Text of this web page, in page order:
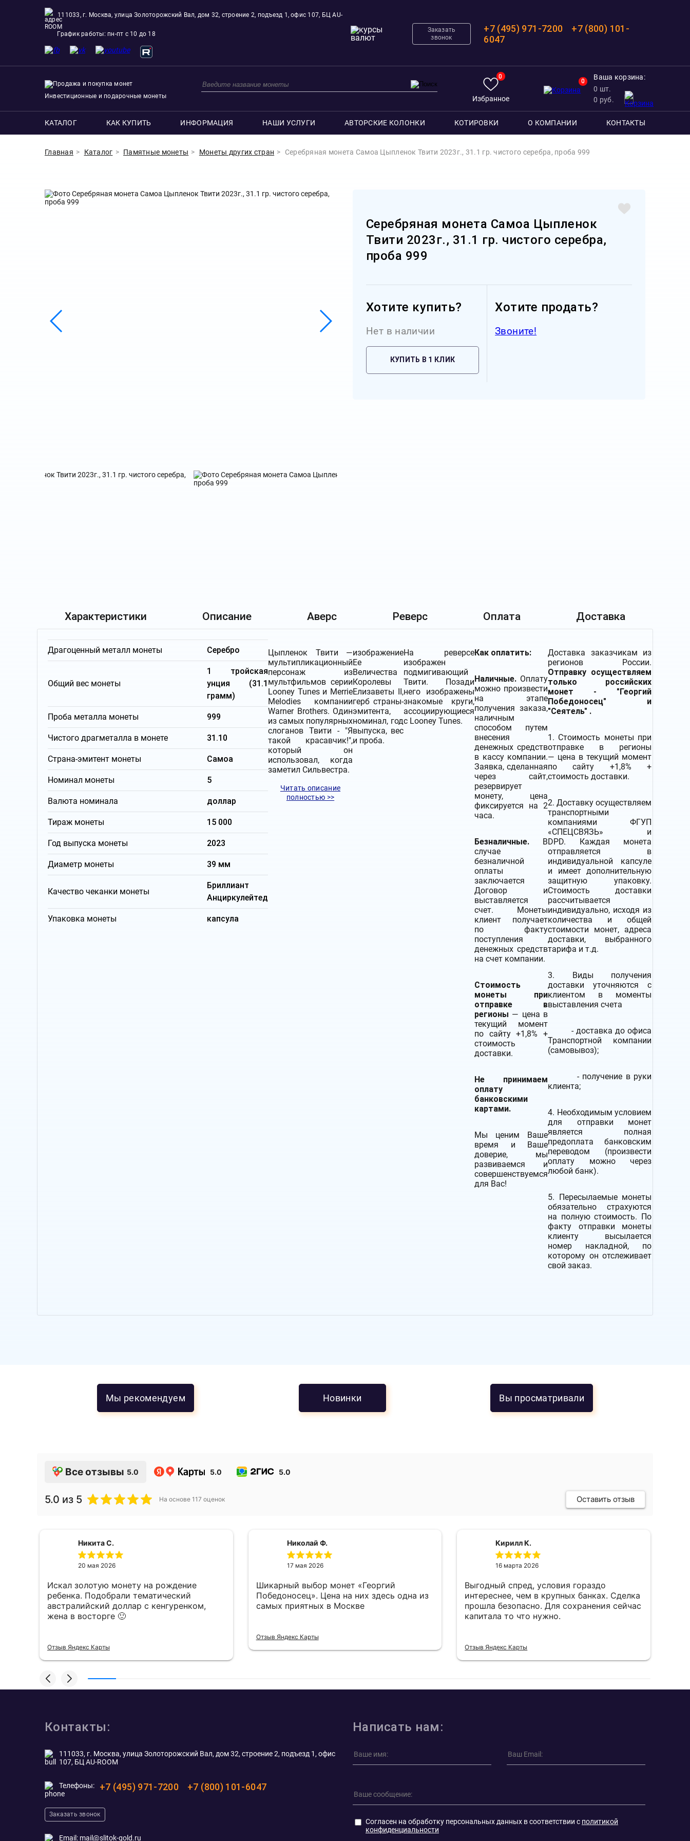
111033, г. Москва, улица Золоторожский Вал, дом 32, строение 2, подъезд 1, офис 107, БЦ AU-
ROOM
График работы: пн-пт с 10 до 18
Заказать
звонок
+7 (495) 971-7200
+7 (800) 101-
6047
Инвестиционные и подарочные монеты
0
Избранное
0
Ваша корзина:
0 шт.
0 руб.
КАТАЛОГ КАК КУПИТЬ ИНФОРМАЦИЯ НАШИ УСЛУГИ АВТОРСКИЕ КОЛОНКИ КОТИРОВКИ О КОМПАНИИ КОНТАКТЫ
Главная Каталог Памятные монеты Монеты других стран Серебряная монета Самоа Цыпленок Твити 2023г., 31.1 гр. чистого серебра, проба 999
Серебряная монета Самоа Цыпленок
Твити 2023г., 31.1 гр. чистого серебра,
проба 999
Хотите купить?
Нет в наличии
КУПИТЬ В 1 КЛИК
Хотите продать?
Звоните!
Характеристики Описание Аверс Реверс Оплата Доставка
Драгоценный металл монеты Серебро
Общий вес монеты
1 тройская
унция (31.1
грамм)
Проба металла монеты 999
Чистого драгметалла в монете 31.10
Страна-эмитент монеты Самоа
Номинал монеты 5
Валюта номинала доллар
Тираж монеты 15 000
Год выпуска монеты 2023
Диаметр монеты 39 мм
Качество чеканки монеты
Бриллиант
Анциркулейтед
Упаковка монеты капсула
Цыпленок Твити —
мультипликационный
персонаж из
мультфильмов серии
Looney Tunes и Merrie
Melodies компании
Warner Brothers. Один
из самых популярных
слоганов Твити - "Я
такой красавчик!",
который он
использовал, когда
заметил Сильвестра.
Читать описание
полностью >>
изображение
Ее
Величества
Королевы
Елизаветы II,
герб страны-
эмитента,
номинал, год
выпуска, вес
и проба.
На реверсе
изображен
подмигивающий
Твити. Позади
него изображены
знакомые круги,
ассоциирующиеся
с Looney Tunes.
Как оплатить:
Наличные. Оплату
можно произвести
на этапе
получения заказа,
наличным
способом путем
внесения
денежных средств
в кассу компании.
Заявка, сделанная
через сайт,
резервирует
монету, цена
фиксируется на 2
часа.
Безналичные.
В
случае
безналичной
оплаты
заключается
Договор и
выставляется
счет. Монеты
клиент получает
по факту
поступления
денежных средств
на счет компании.
Стоимость
монеты при
отправке в
регионы — цена в
текущий момент
по сайту +1,8% +
стоимость
доставки.
Не принимаем
оплату
банковскими
картами.
Мы ценим Ваше
время и Ваше
доверие, мы
развиваемся и
совершенствуемся
для Вас!
Доставка заказчикам из
регионов России.
Отправку осуществляем
только российских
монет - "Георгий
Победоносец" и
"Сеятель" .
1. Стоимость монеты при
отправке в регионы
— цена в текущий момент
по сайту +1,8% +
стоимость доставки.
2. Доставку осуществляем
транспортными
компаниями
ФГУП
«СПЕЦСВЯЗЬ» и
DPD. Каждая монета
отправляется в
индивидуальной капсуле
и имеет дополнительную
защитную упаковку.
Стоимость доставки
рассчитывается
индивидуально, исходя из
количества и общей
стоимости монет, адреса
доставки, выбранного
тарифа и т.д.
3. Виды получения
доставки уточняются с
клиентом в моменты
выставления счета
- доставка до офиса
Транспортной компании
(самовывоз);
- получение в руки
клиента;
4. Необходимым условием
для отправки монет
является полная
предоплата банковским
переводом (произвести
оплату можно через
любой банк).
5. Пересылаемые монеты
обязательно страхуются
на полную стоимость. По
факту отправки монеты
клиенту высылается
номер накладной, по
которому он отслеживает
свой заказ.
Мы рекомендуем Новинки Вы просматривали
Все отзывы 5.0 5.0 5.0
5.0 из 5 На основе 117 оценок Оставить отзыв
Никита С.
20 мая 2026
Искал золотую монету на рождение
ребенка. Подобрали тематический
австралийский доллар с кенгуренком,
жена в восторге 🙂
Отзыв Яндекс Карты
Николай Ф.
17 мая 2026
Шикарный выбор монет «Георгий
Победоносец». Цена на них здесь одна из
самых приятных в Москве
Отзыв Яндекс Карты
Кирилл К.
16 марта 2026
Выгодный спред, условия гораздо
интереснее, чем в крупных банках. Сделка
прошла безопасно. Для сохранения сейчас
капитала то что нужно.
Отзыв Яндекс Карты
Контакты:
111033, г. Москва, улица Золоторожский Вал, дом 32, строение 2, подъезд 1, офис
107, БЦ AU-ROOM
Телефоны: +7 (495) 971-7200 +7 (800) 101-6047
Заказать звонок
Email: mail@slitok-gold.ru
Написать нам:
Согласен на обработку персональных данных в соответствии с политикой
конфиденциальности